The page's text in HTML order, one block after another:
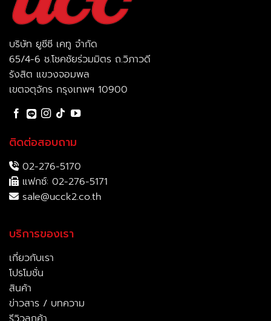
บริษัท ยูซีซี เคทู จำกัด
65/4-6 ช.โชคชัยร่วมมิตร ถ.วิภาวดี
รังสิต แขวงจอมพล
เขตจตุจักร กรุงเทพฯ 10900
ติดต่อสอบถาม
02-276-5170
แฟกซ์: 02-276-5171
sale@ucck2.co.th
บริการของเรา
เกี่ยวกับเรา
โปรโมชั่น
สินค้า
ข่าวสาร / บทความ